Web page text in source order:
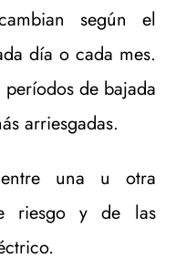
según el
día o cada mes.
de bajada
arriesgadas.
una u otra
riesgo y de las